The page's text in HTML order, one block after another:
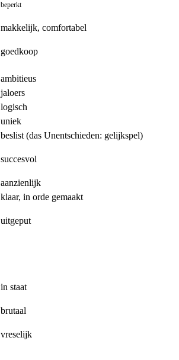
beperkt
makkelijk, comfortabel
goedkoop
ambitieus
jaloers
logisch
uniek
beslist (das Unentschieden: gelijkspel)
succesvol
aanzienlijk
klaar, in orde gemaakt
uitgeput
in staat
brutaal
vreselijk